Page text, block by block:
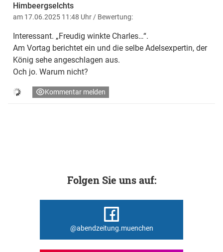
Himbeergselchts
am 17.06.2025 11:48 Uhr / Bewertung:
Interessant. „Freudig winkte Charles…“.
Am Vortag berichtet ein und die selbe Adelsexpertin, der
König sehe angeschlagen aus.
Och jo. Warum nicht?
Kommentar melden
Folgen Sie uns auf:
@abendzeitung.muenchen